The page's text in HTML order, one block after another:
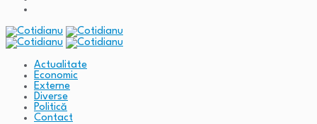
Actualitate
Economic
Externe
Diverse
Politică
Contact